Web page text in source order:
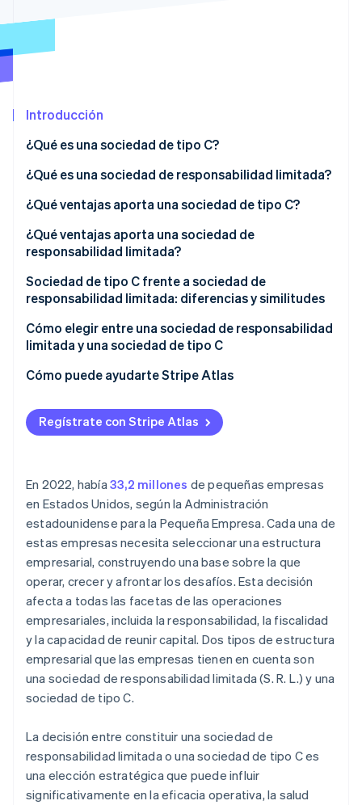
Radar
Eliminación de dióxido de carbono
Identity
Verificación de identidad en línea
Stripe Sessions 2026
para la IA.
Ver ahora
Introducción
¿Qué es una sociedad de tipo C?
¿Qué es una sociedad de responsabilidad limitada?
¿Qué ventajas aporta una sociedad de tipo C?
¿Qué ventajas aporta una sociedad de
responsabilidad limitada?
Sociedad de tipo C frente a sociedad de
responsabilidad limitada: diferencias y similitudes
Cómo elegir entre una sociedad de responsabilidad
limitada y una sociedad de tipo C
Cómo puede ayudarte Stripe Atlas
Registro con Atlas
Aceptar pagos y operaciones bancarias antes de
Compra de acciones iniciales sin efectivo
Presentación automática de la elección fiscal 83(b)
Documentación legal para empresas de primer nivel
Un año gratis de Stripe Payments, más 50 000 $ en
créditos y descuentos para socios
Regístrate con Stripe Atlas
En 2022, había33,2 millones de pequeñas empresas
en Estados Unidos, según la Administración
estadounidense para la Pequeña Empresa. Cada una de
estas empresas necesita seleccionar una estructura
empresarial, construyendo una base sobre la que
operar, crecer y afrontar los desafíos. Esta decisión
afecta a todas las facetas de las operaciones
empresariales, incluida la responsabilidad, la fiscalidad
y la capacidad de reunir capital. Dos tipos de estructura
empresarial que las empresas tienen en cuenta son
una sociedad de responsabilidad limitada (S. R. L.) y una
sociedad de tipo C.
La decisión entre constituir una sociedad de
responsabilidad limitada o una sociedad de tipo C es
una elección estratégica que puede influir
significativamente en la eficacia operativa, la salud